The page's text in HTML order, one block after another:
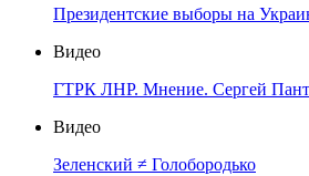
Президентские выборы на
Видео
ГТРК ЛНР. Мнение. Сергей
Видео
Зеленский ≠ Голобородько